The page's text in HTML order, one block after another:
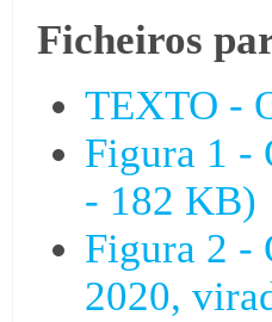
Ficheiros
TEXTO -
Figura 1 -
- 182 KB)
Figura 2 -
2020,